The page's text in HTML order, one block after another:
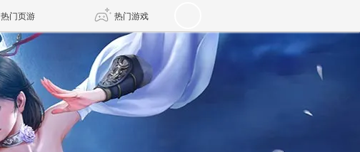
热门页游 热门游戏
魔兽 DNF 传奇4
天堂 剑网3旗舰版